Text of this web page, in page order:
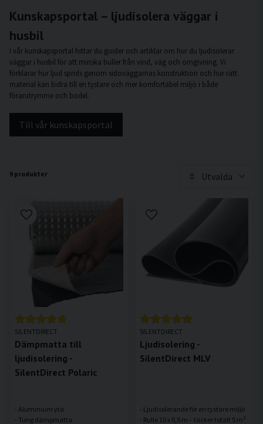
Kunskapsportal – ljudisolera väggar i
husbil
I vår kunskapsportal hittar du guider och artiklar om hur du ljudisolerar
väggar i husbil för att minska buller från vind, väg och omgivning. Vi
förklarar hur ljud sprids genom sidoväggarnas konstruktion och hur rätt
material kan bidra till en tystare och mer komfortabel miljö i både
förarutrymme och bodel.
Till vår kunskapsportal
9 produkter Utvalda
SILENTDIRECT
Dämpmatta till
ljudisolering -
SilentDirect Polaric
- Aluminium yta
- Tung dämpmatta
SILENTDIRECT
Ljudisolering -
SilentDirect MLV
- Ljudisolerande för en tystare miljö
- Rulle 10 x 0,5 m – täcker totalt 5 m²